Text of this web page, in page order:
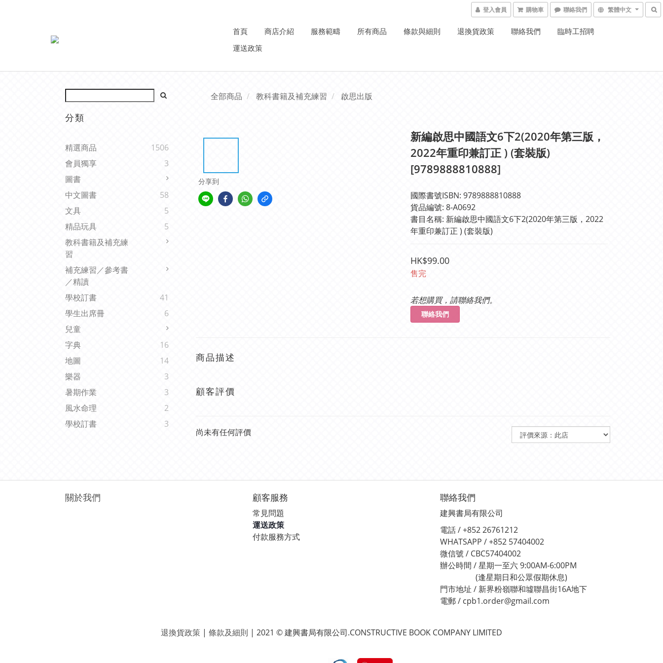
登入會員 購物車 聯絡我們 繁體中文
首頁 商店介紹 服務範疇 所有商品 條款與細則 退換貨政策 聯絡我們
臨時工招聘
運送政策
分類
精選商品
1506
會員獨享
3
圖書
中文圖書
58
文具
5
精品玩具
5
教科書籍及補充練
習
補充練習／參考書
／精讀
學校訂書
41
學生出席冊
6
兒童
字典
16
地圖
14
樂器
3
暑期作業
3
風水命理
2
學校訂書
3
全部商品 教科書籍及補充練習 啟思出版
分享到
新編啟思中國語文6下2(2020年第三版，
2022年重印兼訂正 ) (套裝版)
[9789888810888]
國際書號ISBN: 9789888810888
貨品編號: 8-A0692
書目名稱: 新編啟思中國語文6下2(2020年第三版，2022
年重印兼訂正 ) (套裝版)
HK$99.00
售完
若想購買，請聯絡我們。
聯絡我們
商品描述
顧客評價
尚未有任何評價
關於我們 顧客服務
常見問題
運送政策
付款服務方式
聯絡我們
建興書局有限公司
電話 / +852 26761212
WHATSAPP / +852 57404002
微信號 / CBC57404002
辦公時間 / 星期一至六 9:00AM-6:00PM
(逢星期日和公眾假期休息)
門市地址 / 新界粉嶺聯和墟聯昌街16A地下
電郵 / cpb1.order@gmail.com
退換貨政策 | 條款及細則 | 2021 © 建興書局有限公司.CONSTRUCTIVE BOOK COMPANY LIMITED